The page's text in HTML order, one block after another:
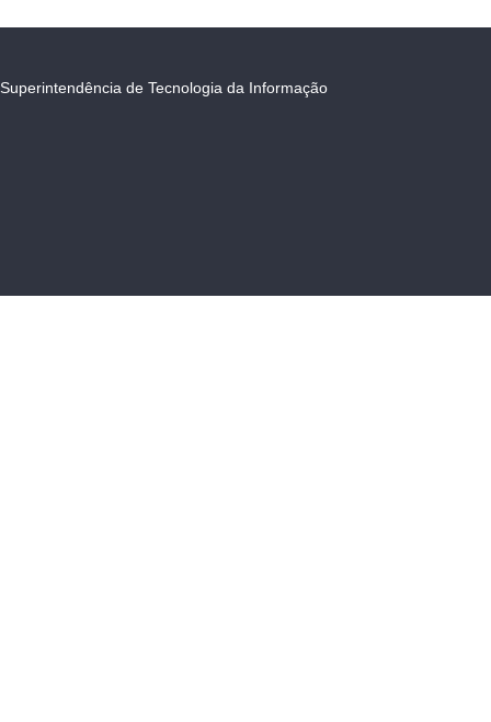
Superintendência de Tecnologia da Informação